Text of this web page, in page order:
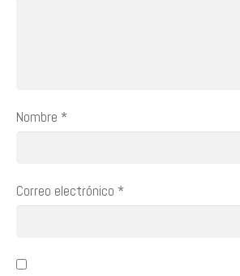
Nombre *
Correo electrónico *